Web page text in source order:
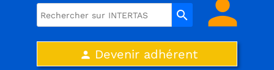
search person
person Devenir adhérent